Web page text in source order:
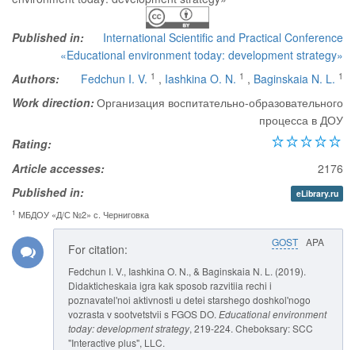
Published in:
International Scientific and Practical Conference
«Educational environment today: development strategy»
Authors:
Fedchun I. V. 1 , Iashkina O. N. 1 , Baginskaia N. L. 1
Work direction:Организация воспитательно-образовательного
процесса в ДОУ
Rating:
Article accesses:
2176
Published in:
eLibrary.ru
1 МБДОУ «Д/С №2» с. Черниговка
GOST APA
For citation:
Fedchun I. V., Iashkina O. N., & Baginskaia N. L. (2019).
Didakticheskaia igra kak sposob razvitiia rechi i
poznavatel'noi aktivnosti u detei starshego doshkol'nogo
vozrasta v sootvetstvii s FGOS DO. Educational environment
today: development strategy, 219-224. Cheboksary: SCC
"Interactive plus", LLC.